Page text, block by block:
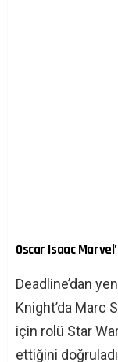
Oscar Isaac
Deadline’dan
Knight’da Marc
için rolü Star
ettiğini